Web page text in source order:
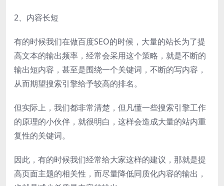
2、内容长短
有的时候我们在做百度SEO的时候，大量的站长为了提
高文本的输出频率，经常会采用这个策略，就是不断的
输出短内容，甚至是围绕一个关键词，不断的写内容，
从而期望搜索引擎给予较高的排名。
但实际上，我们都非常清楚，但凡懂一些搜索引擎工作
的原理的小伙伴，就很明白，这样会造成大量的站内重
复性的关键词。
因此，有的时候我们经常给大家这样的建议，那就是提
高页面主题的相关性，而尽量降低同质化内容的输出，